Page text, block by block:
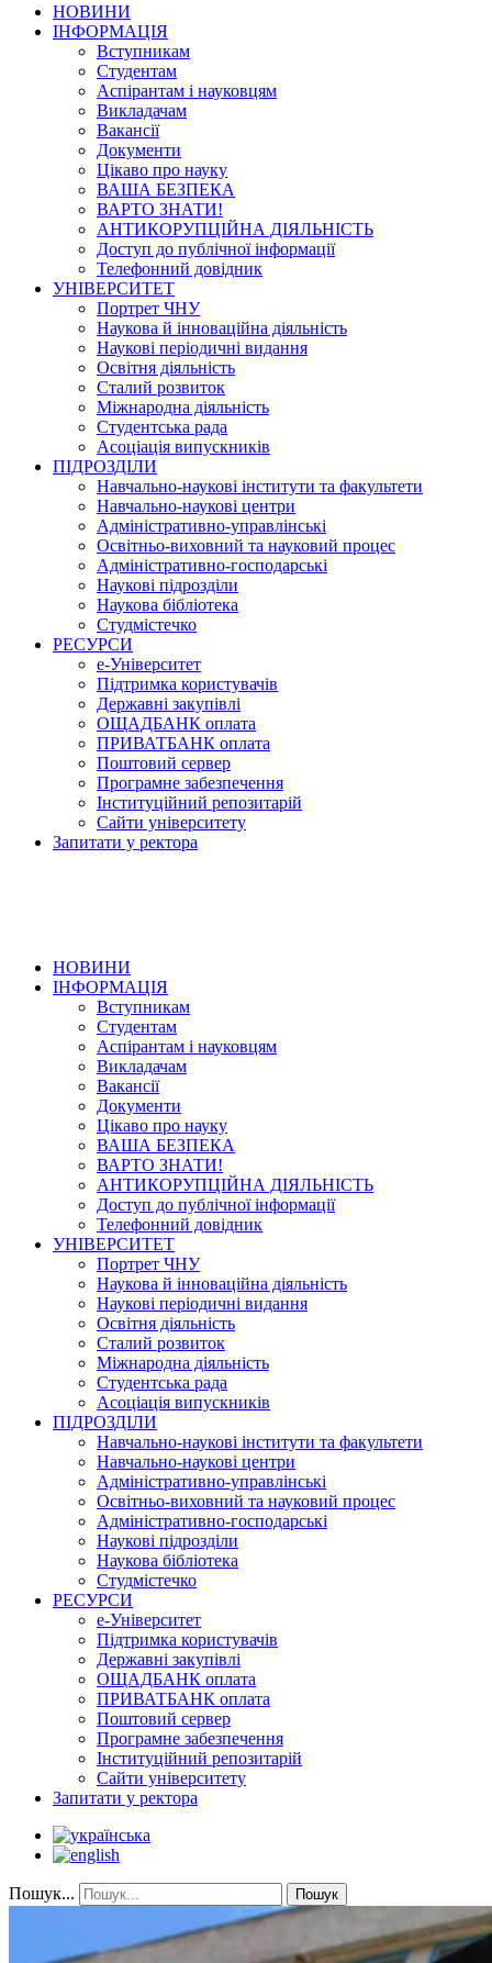
НОВИНИ
ІНФОРМАЦІЯ
Вступникам
Студентам
Аспірантам і науковцям
Викладачам
Вакансії
Документи
Цікаво про науку
ВАША БЕЗПЕКА
ВАРТО ЗНАТИ!
АНТИКОРУПЦІЙНА ДІЯЛЬНІСТЬ
Доступ до публічної інформації
Телефонний довідник
УНІВЕРСИТЕТ
Портрет ЧНУ
Наукова й інноваційна діяльність
Наукові періодичні видання
Освітня діяльність
Сталий розвиток
Міжнародна діяльність
Студентська рада
Асоціація випускників
ПІДРОЗДІЛИ
Навчально-наукові інститути та факультети
Навчально-наукові центри
Адміністративно-управлінські
Освітньо-виховний та науковий процес
Адміністративно-господарські
Наукові підрозділи
Наукова бібліотека
Студмістечко
РЕСУРСИ
е-Університет
Підтримка користувачів
Державні закупівлі
ОЩАДБАНК оплата
ПРИВАТБАНК оплата
Поштовий сервер
Програмне забезпечення
Інституційний репозитарій
Сайти університету
Запитати у ректора
НОВИНИ
ІНФОРМАЦІЯ
Вступникам
Студентам
Аспірантам і науковцям
Викладачам
Вакансії
Документи
Цікаво про науку
ВАША БЕЗПЕКА
ВАРТО ЗНАТИ!
АНТИКОРУПЦІЙНА ДІЯЛЬНІСТЬ
Доступ до публічної інформації
Телефонний довідник
УНІВЕРСИТЕТ
Портрет ЧНУ
Наукова й інноваційна діяльність
Наукові періодичні видання
Освітня діяльність
Сталий розвиток
Міжнародна діяльність
Студентська рада
Асоціація випускників
ПІДРОЗДІЛИ
Навчально-наукові інститути та факультети
Навчально-наукові центри
Адміністративно-управлінські
Освітньо-виховний та науковий процес
Адміністративно-господарські
Наукові підрозділи
Наукова бібліотека
Студмістечко
РЕСУРСИ
е-Університет
Підтримка користувачів
Державні закупівлі
ОЩАДБАНК оплата
ПРИВАТБАНК оплата
Поштовий сервер
Програмне забезпечення
Інституційний репозитарій
Сайти університету
Запитати у ректора
Пошук... Пошук